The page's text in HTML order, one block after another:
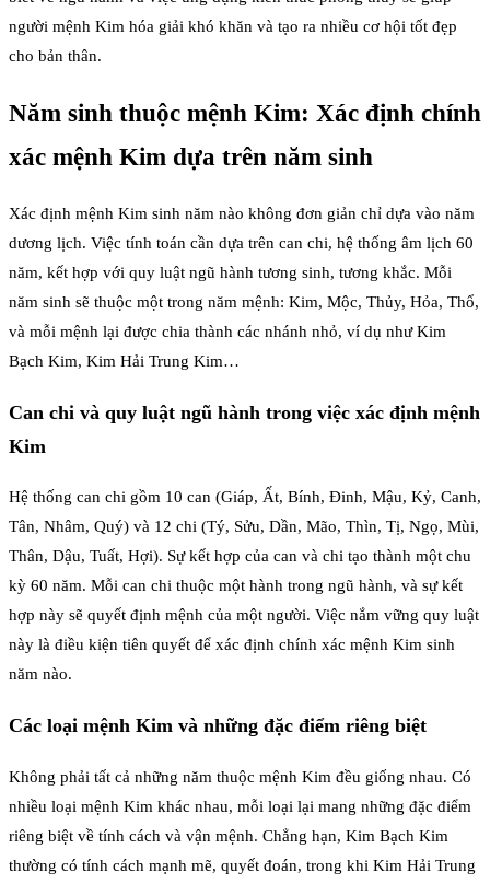
người mệnh Kim hóa giải khó khăn và tạo ra nhiều cơ hội tốt đẹp
cho bản thân.
Năm sinh thuộc mệnh Kim: Xác định chính
xác mệnh Kim dựa trên năm sinh
Xác định mệnh Kim sinh năm nào không đơn giản chỉ dựa vào năm
dương lịch. Việc tính toán cần dựa trên can chi, hệ thống âm lịch 60
năm, kết hợp với quy luật ngũ hành tương sinh, tương khắc. Mỗi
năm sinh sẽ thuộc một trong năm mệnh: Kim, Mộc, Thủy, Hỏa, Thổ,
và mỗi mệnh lại được chia thành các nhánh nhỏ, ví dụ như Kim
Bạch Kim, Kim Hải Trung Kim…
Can chi và quy luật ngũ hành trong việc xác định mệnh
Kim
Hệ thống can chi gồm 10 can (Giáp, Ất, Bính, Đinh, Mậu, Kỷ, Canh,
Tân, Nhâm, Quý) và 12 chi (Tý, Sửu, Dần, Mão, Thìn, Tị, Ngọ, Mùi,
Thân, Dậu, Tuất, Hợi). Sự kết hợp của can và chi tạo thành một chu
kỳ 60 năm. Mỗi can chi thuộc một hành trong ngũ hành, và sự kết
hợp này sẽ quyết định mệnh của một người. Việc nắm vững quy luật
này là điều kiện tiên quyết để xác định chính xác mệnh Kim sinh
năm nào.
Các loại mệnh Kim và những đặc điểm riêng biệt
Không phải tất cả những năm thuộc mệnh Kim đều giống nhau. Có
nhiều loại mệnh Kim khác nhau, mỗi loại lại mang những đặc điểm
riêng biệt về tính cách và vận mệnh. Chẳng hạn, Kim Bạch Kim
thường có tính cách mạnh mẽ, quyết đoán, trong khi Kim Hải Trung